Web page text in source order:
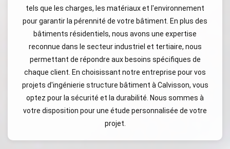
tels que les charges, les matériaux et l'environnement
pour garantir la pérennité de votre bâtiment. En plus des
bâtiments résidentiels, nous avons une expertise
reconnue dans le secteur industriel et tertiaire, nous
permettant de répondre aux besoins spécifiques de
chaque client. En choisissant notre entreprise pour vos
projets d'ingénierie structure bâtiment à Calvisson, vous
optez pour la sécurité et la durabilité. Nous sommes à
votre disposition pour une étude personnalisée de votre
projet.